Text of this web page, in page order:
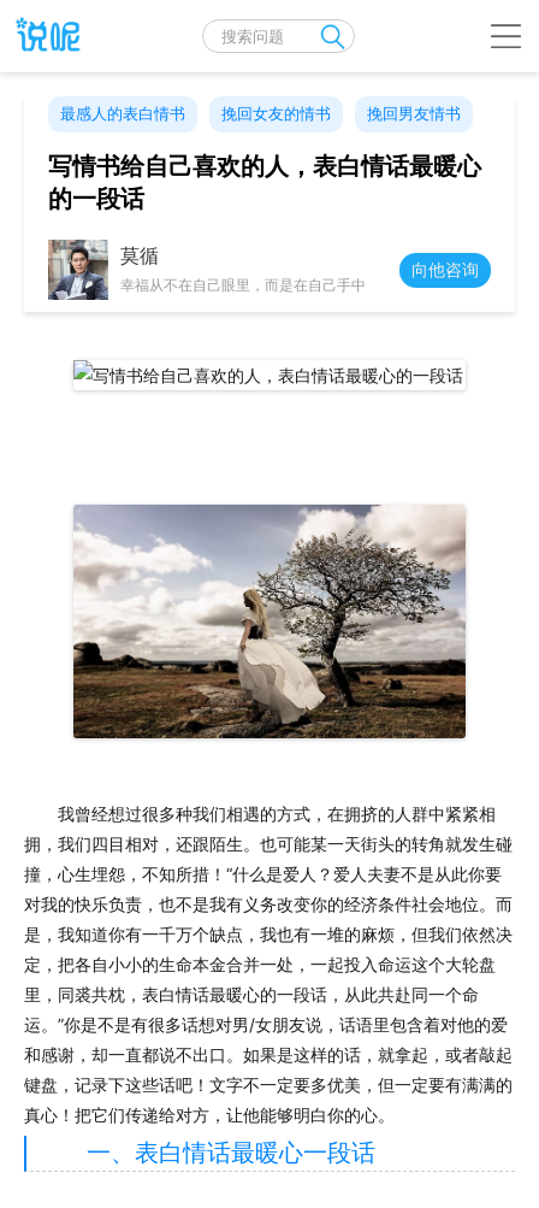
最感人的表白情书 挽回女友的情书 挽回男友情书
写情书给自己喜欢的人，表白情话最暖心
的一段话
莫循
幸福从不在自己眼里，而是在自己手中
向他咨询
我曾经想过很多种我们相遇的方式，在拥挤的人群中紧紧相
拥，我们四目相对，还跟陌生。也可能某一天街头的转角就发生碰
撞，心生埋怨，不知所措！“什么是爱人？爱人夫妻不是从此你要
对我的快乐负责，也不是我有义务改变你的经济条件社会地位。而
是，我知道你有一千万个缺点，我也有一堆的麻烦，但我们依然决
定，把各自小小的生命本金合并一处，一起投入命运这个大轮盘
里，同裘共枕，表白情话最暖心的一段话，从此共赴同一个命
运。”你是不是有很多话想对男/女朋友说，话语里包含着对他的爱
和感谢，却一直都说不出口。如果是这样的话，就拿起，或者敲起
键盘，记录下这些话吧！文字不一定要多优美，但一定要有满满的
真心！把它们传递给对方，让他能够明白你的心。
一、表白情话最暖心一段话